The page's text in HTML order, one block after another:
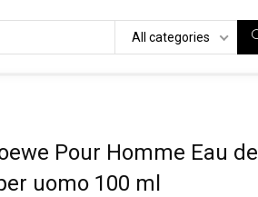
All categories
Pour Homme Eau de
uomo 100 ml